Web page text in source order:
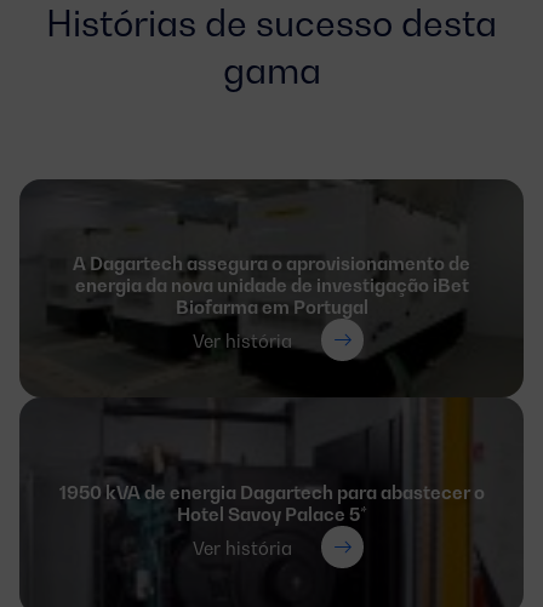
Histórias de sucesso desta
gama
A Dagartech assegura o aprovisionamento de
energia da nova unidade de investigação iBet
Biofarma em Portugal
Ver história
1950 kVA de energia Dagartech para abastecer o
Hotel Savoy Palace 5*
Ver história